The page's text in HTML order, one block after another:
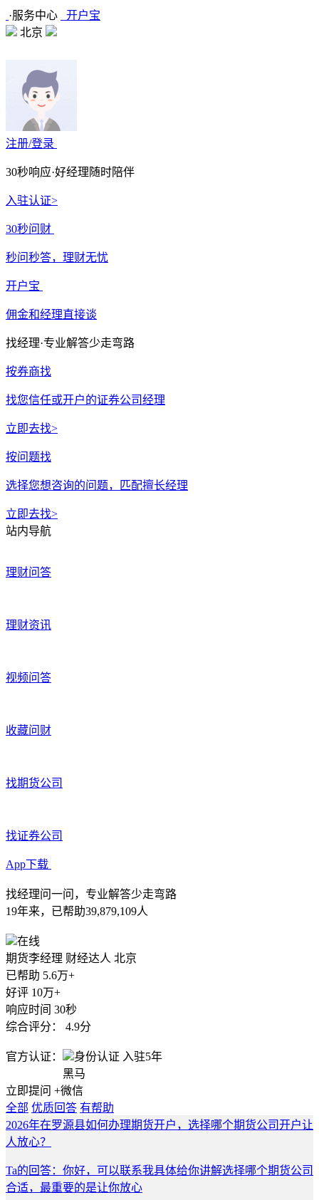
·服务中心
开户宝
北京
注册/登录
30秒响应·好经理随时陪伴
入驻认证>
30秒问财
秒问秒答，理财无忧
开户宝
佣金和经理直接谈
找经理·专业解答少走弯路
按券商找
找您信任或开户的证券公司经理
立即去找>
按问题找
选择您想咨询的问题，匹配擅长经理
立即去找>
站内导航
理财问答
理财资讯
视频问答
收藏问财
找期货公司
找证券公司
App下载
找经理问一问，专业解答少走弯路
19年来，已帮助39,879,109人
在线
期货李经理 财经达人 北京
已帮助 5.6万+
好评 10万+
响应时间 30秒
综合评分： 4.9分
官方认证： 身份认证 入驻5年
黑马
立即提问 +微信
全部 优质回答 有帮助
2026年在罗源县如何办理期货开户，选择哪个期货公司开户让
人放心？
Ta的回答：你好，可以联系我具体给你讲解选择哪个期货公司
合适，最重要的是让你放心